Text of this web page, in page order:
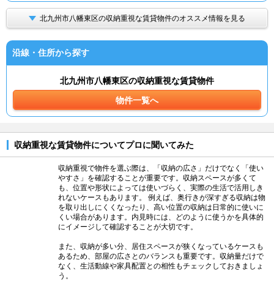
北九州市八幡東区の収納重視な賃貸物件のオススメ情報を見る
沿線・住所から探す
北九州市八幡東区の収納重視な賃貸物件
物件一覧へ
収納重視な賃貸物件についてプロに聞いてみた
収納重視で物件を選ぶ際は、「収納の広さ」だけでなく「使い
やすさ」を確認することが重要です。収納スペースが多くて
も、位置や形状によっては使いづらく、実際の生活で活用しき
れないケースもあります。 例えば、奥行きが深すぎる収納は物
を取り出しにくくなったり、高い位置の収納は日常的に使いに
くい場合があります。内見時には、どのように使うかを具体的
にイメージして確認することが大切です。
また、収納が多い分、居住スペースが狭くなっているケースも
あるため、部屋の広さとのバランスも重要です。収納量だけで
なく、生活動線や家具配置との相性もチェックしておきましょ
う。